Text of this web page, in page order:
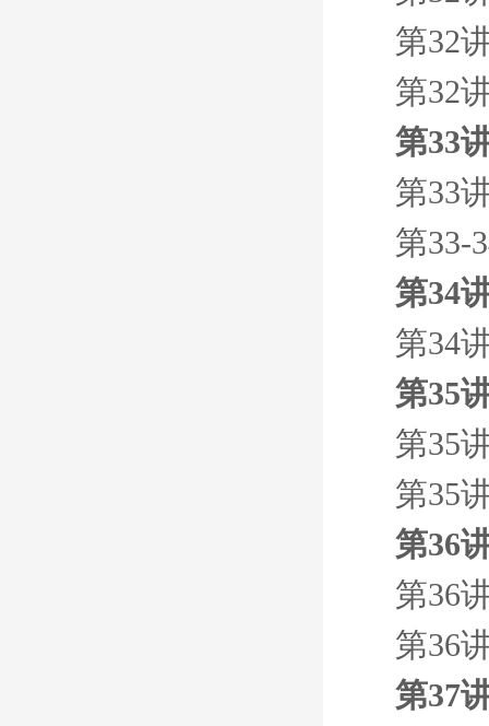
第32
第32
第33
第33
第33-
第34
第34
第35
第35
第35
第36
第36
第36
第37